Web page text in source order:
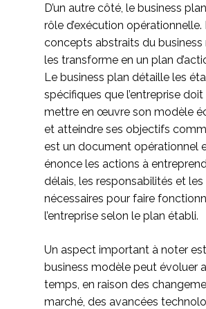
D’un autre côté, le business
rôle d’exécution opérationnelle.
concepts abstraits du
les transforme en un plan
Le business plan détaille les
spécifiques que l’entreprise
mettre en œuvre son modèle
et atteindre ses objectifs
est un document opérationnel
énonce les actions à
délais, les responsabilités et les
nécessaires pour faire
l’entreprise selon le plan établi.
Un aspect important à noter
business modèle peut évoluer
temps, en raison des
marché, des avancées